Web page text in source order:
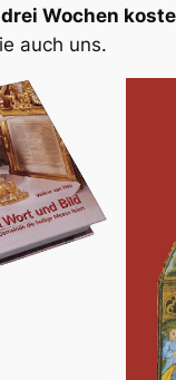
Wochen
auch uns.